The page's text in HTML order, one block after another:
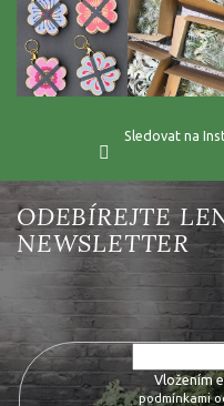
Sledovat na
Vložte svůj e-mail a my vám
produktech na našem e-shopu.
Vložením
podmínkami